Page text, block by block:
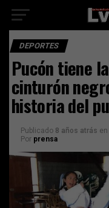
DEPORTES
Pucón tiene
cinturón
historia del
Publicado 8 años atrás en
Por prensa